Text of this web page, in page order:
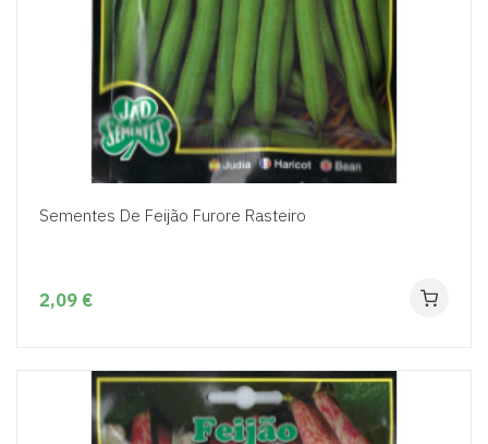
Sementes De Feijão Furore Rasteiro
2,09 €